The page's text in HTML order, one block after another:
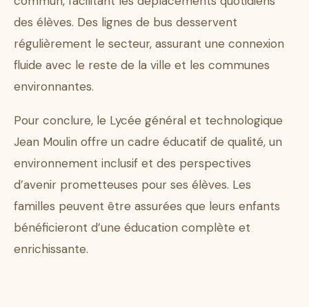
des élèves. Des lignes de bus desservent
régulièrement le secteur, assurant une connexion
fluide avec le reste de la ville et les communes
environnantes.
Pour conclure, le Lycée général et technologique
Jean Moulin offre un cadre éducatif de qualité, un
environnement inclusif et des perspectives
d’avenir prometteuses pour ses élèves. Les
familles peuvent être assurées que leurs enfants
bénéficieront d’une éducation complète et
enrichissante.